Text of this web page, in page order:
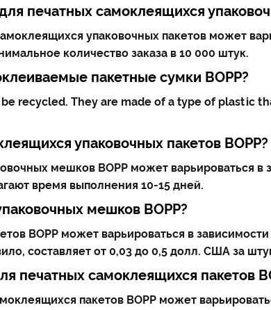
печатных самоклеящихся
упаковочных пакетов может
количество заказа в 10 000 штук.
пакетные сумки BOPP?
be recycled. They are made of a type of plastic
упаковочных пакетов BOPP?
мешков BOPP может варьироваться в
время выполнения 10-15 дней.
мешков BOPP?
BOPP может варьироваться в
составляет от 0,03 до 0,5 долл. США за
печатных самоклеящихся пакетов
пакетов BOPP может